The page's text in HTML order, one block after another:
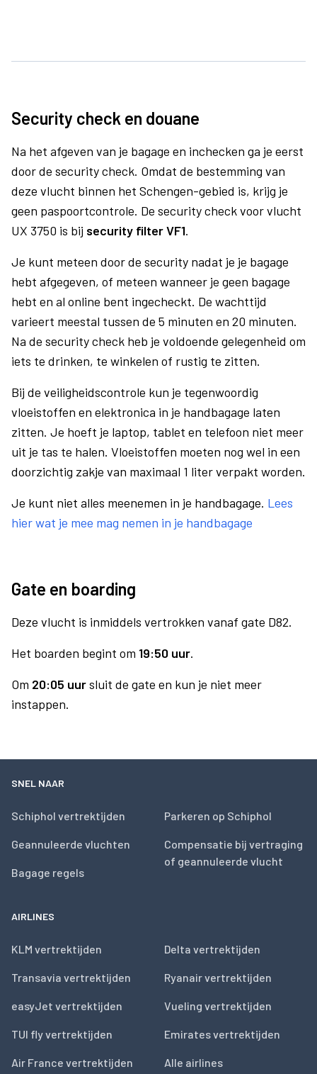
Security check en douane
Na het afgeven van je bagage en inchecken ga je eerst
door de security check. Omdat de bestemming van
deze vlucht binnen het Schengen-gebied is, krijg je
geen paspoortcontrole. De security check voor vlucht
UX 3750 is bij security filter VF1.
Je kunt meteen door de security nadat je je bagage
hebt afgegeven, of meteen wanneer je geen bagage
hebt en al online bent ingecheckt. De wachttijd
varieert meestal tussen de 5 minuten en 20 minuten.
Na de security check heb je voldoende gelegenheid om
iets te drinken, te winkelen of rustig te zitten.
Bij de veiligheidscontrole kun je tegenwoordig
vloeistoffen en elektronica in je handbagage laten
zitten. Je hoeft je laptop, tablet en telefoon niet meer
uit je tas te halen. Vloeistoffen moeten nog wel in een
doorzichtig zakje van maximaal 1 liter verpakt worden.
Je kunt niet alles meenemen in je handbagage. Lees
hier wat je mee mag nemen in je handbagage
Gate en boarding
Deze vlucht is inmiddels vertrokken vanaf gate D82.
Het boarden begint om 19:50 uur.
Om 20:05 uursluit de gate en kun je niet meer
instappen.
SNEL NAAR
Schiphol vertrektijden
Geannuleerde vluchten
Bagage regels
Parkeren op Schiphol
Compensatie bij vertraging
of geannuleerde vlucht
AIRLINES
KLM vertrektijden
Transavia vertrektijden
easyJet vertrektijden
TUI fly vertrektijden
Air France vertrektijden
Delta vertrektijden
Ryanair vertrektijden
Vueling vertrektijden
Emirates vertrektijden
Alle airlines